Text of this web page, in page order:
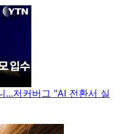
...저커버그 "AI 전환서 실